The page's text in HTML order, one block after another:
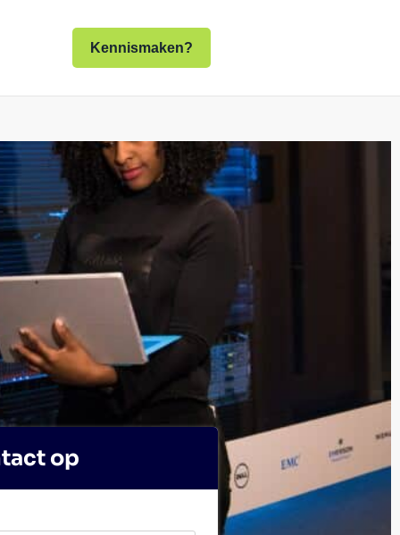
Kennismaken?
op